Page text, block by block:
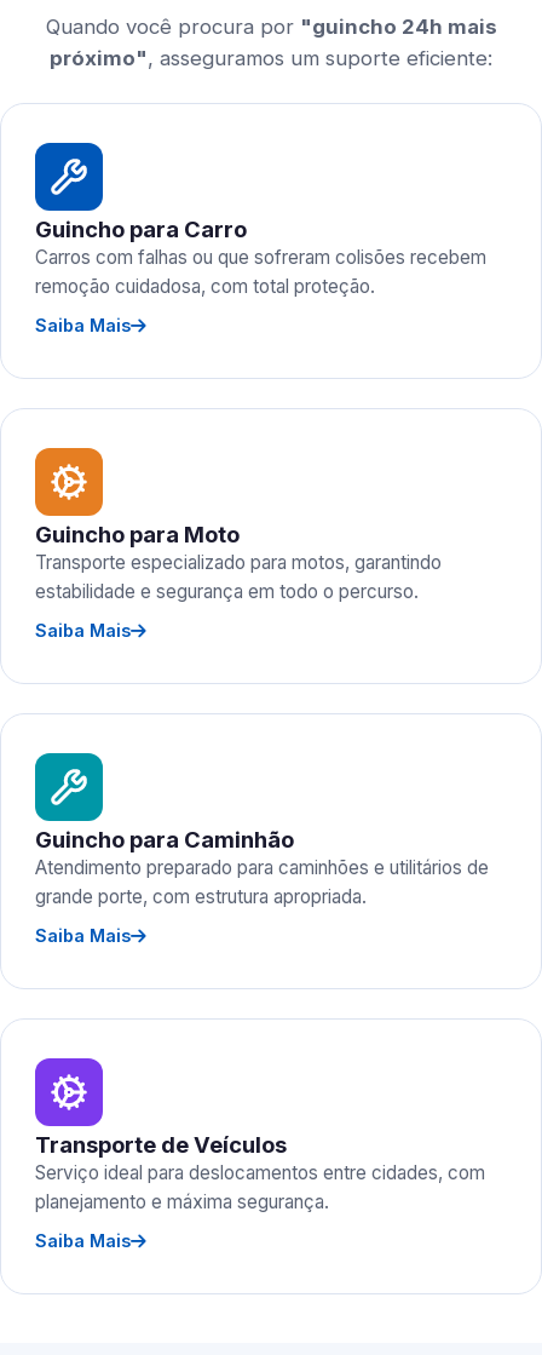
Quando você procura por "guincho 24h mais
próximo", asseguramos um suporte eficiente:
Guincho para Carro
Carros com falhas ou que sofreram colisões recebem
remoção cuidadosa, com total proteção.
Saiba Mais
Guincho para Moto
Transporte especializado para motos, garantindo
estabilidade e segurança em todo o percurso.
Saiba Mais
Guincho para Caminhão
Atendimento preparado para caminhões e utilitários de
grande porte, com estrutura apropriada.
Saiba Mais
Transporte de Veículos
Serviço ideal para deslocamentos entre cidades, com
planejamento e máxima segurança.
Saiba Mais